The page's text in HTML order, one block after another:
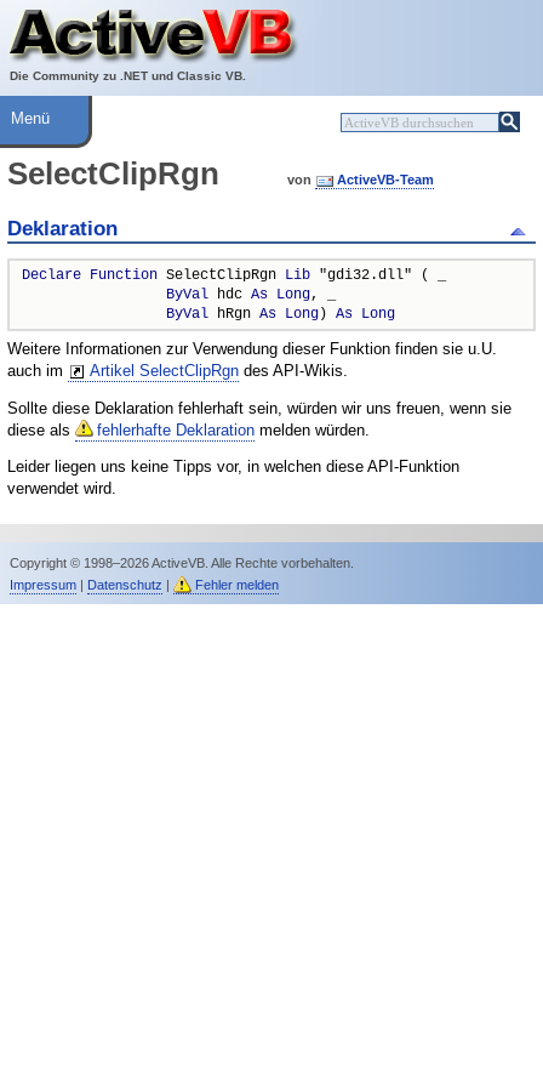
Die Community zu .NET und Classic VB.
Über ActiveVB
Hilfe
Menü
SelectClipRgn von ActiveVB-Team
Deklaration
Declare Function SelectClipRgn Lib "gdi32.dll" ( _
ByVal hdc As Long, _
ByVal hRgn As Long) As Long
Weitere Informationen zur Verwendung dieser Funktion finden sie u.U.
auch im
Artikel SelectClipRgn des API-Wikis.
Sollte diese Deklaration fehlerhaft sein, würden wir uns freuen, wenn sie
diese als
fehlerhafte Deklaration melden würden.
Leider liegen uns keine Tipps vor, in welchen diese API-Funktion
verwendet wird.
Copyright © 1998–2026 ActiveVB. Alle Rechte vorbehalten.
Impressum| Datenschutz | Fehler melden